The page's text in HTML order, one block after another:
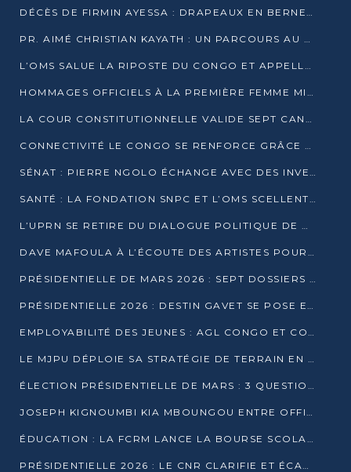
DÉCÈS DE FIRMIN AYESSA : DRAPEAUX EN BERNE LUNDI
PR. AIMÉ CHRISTIAN KAYATH : UN PARCOURS AU SERVICE DE LA RECHERCHE ET DE L’INNOVATION
L’OMS SALUE LA RIPOSTE DU CONGO ET APPELLE À DES RÉFORMES DURABLES
HOMMAGES OFFICIELS À LA PREMIÈRE FEMME MINISTRE DU CONGO
LA COUR CONSTITUTIONNELLE VALIDE SEPT CANDIDATURES POUR LA PRÉSIDENTIELLE
CONNECTIVITÉ LE CONGO SE RENFORCE GRÂCE AU CÂBLE 2AFRICA
SÉNAT : PIERRE NGOLO ÉCHANGE AVEC DES INVESTISSEURS DU NUMÉRIQUE
SANTÉ : LA FONDATION SNPC ET L’OMS SCELLENT UN PARTENARIAT STRATÉGIQUE DE TROIS ANS
L’UPRN SE RETIRE DU DIALOGUE POLITIQUE DE DJAMBALA : TENSIONS DANS LE PRÉ-ÉLECTORAL CONGOLAIS
DAVE MAFOULA À L’ÉCOUTE DES ARTISTES POUR REDÉFINIR SA POLITIQUE CULTURELLE
PRÉSIDENTIELLE DE MARS 2026 : SEPT DOSSIERS DE CANDIDATURE ENREGISTRÉS À LA CLÔTURE DES DÉPÔTS
PRÉSIDENTIELLE 2026 : DESTIN GAVET SE POSE EN CANDIDAT DU « RAS-LE-BOL »
EMPLOYABILITÉ DES JEUNES : AGL CONGO ET CONGO TERMINAL S’ALLIENT À UCAC-ICAM
LE MJPU DÉPLOIE SA STRATÉGIE DE TERRAIN EN FAVEUR DE DSN
ÉLECTION PRÉSIDENTIELLE DE MARS : 3 QUESTIONS À UN EXPERT CONGOLAIS DE LA CYBERSÉCURITÉ
JOSEPH KIGNOUMBI KIA MBOUNGOU ENTRE OFFICIELLEMENT EN COURSE POUR LA PRÉSIDENTIELLE
ÉDUCATION : LA FCRM LANCE LA BOURSE SCOLAIRE FRANCINE-NTOUMI POUR PROMOUVOIR LES FILIÈRES SCIENTIFIQUES
PRÉSIDENTIELLE 2026 : LE CNR CLARIFIE ET ÉCARTE LA CANDIDATURE DU PASTEUR NTUMI